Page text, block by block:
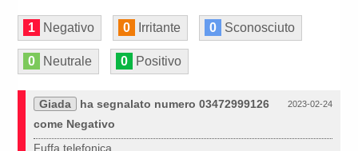
1 Negativo 0 Irritante 0 Sconosciuto
0 Neutrale 0 Positivo
2023-02-24
Giada
ha segnalato numero 03472999126
come Negativo
Fuffa telefonica